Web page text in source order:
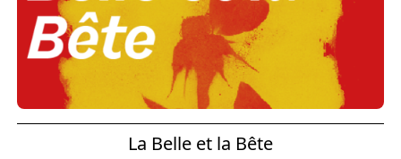
La Belle et la Bête